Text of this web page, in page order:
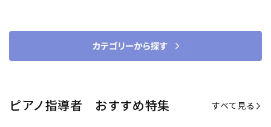
ピアノ指導者 おすすめ特集 すべて見る